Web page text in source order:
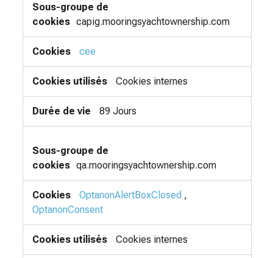
capig.mooringsyachtownership.com
cee
Cookies internes
89 Jours
qa.mooringsyachtownership.com
OptanonAlertBoxClosed ,
OptanonConsent
Cookies internes